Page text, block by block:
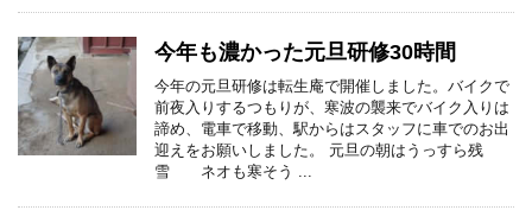
今年も濃かった元旦研修30時間
今年の元旦研修は転生庵で開催しました。バイクで
前夜入りするつもりが、寒波の襲来でバイク入りは
諦め、電車で移動、駅からはスタッフに車でのお出
迎えをお願いしました。 元旦の朝はうっすら残
雪 ネオも寒そう ...